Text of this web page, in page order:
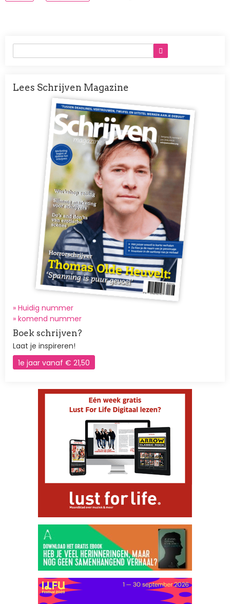
Lees Schrijven Magazine
Afbeelding
» Huidig nummer
» komend nummer
Boek schrijven?
Laat je inspireren!
1e jaar vanaf € 21,50